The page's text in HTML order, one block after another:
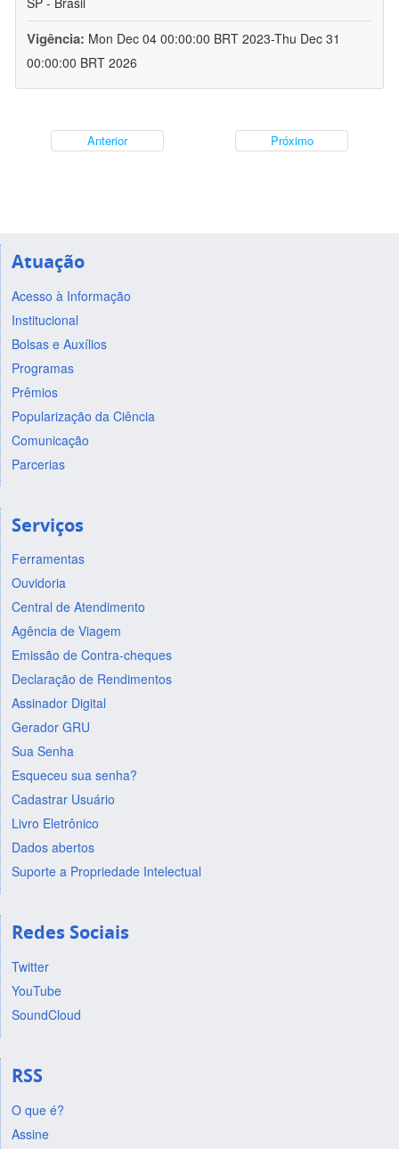
Vigência: Mon Dec 04 00:00:00 BRT 2023-Thu Dec 31
00:00:00 BRT 2026
Anterior Próximo
Atuação
Acesso à Informação
Institucional
Bolsas e Auxílios
Programas
Prêmios
Popularização da Ciência
Comunicação
Parcerias
Serviços
Ferramentas
Ouvidoria
Central de Atendimento
Agência de Viagem
Emissão de Contra-cheques
Declaração de Rendimentos
Assinador Digital
Gerador GRU
Sua Senha
Esqueceu sua senha?
Cadastrar Usuário
Livro Eletrônico
Dados abertos
Suporte a Propriedade Intelectual
Redes Sociais
Twitter
YouTube
SoundCloud
RSS
O que é?
Assine